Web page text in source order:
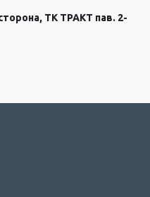
ТК ТРАКТ пав. 2-